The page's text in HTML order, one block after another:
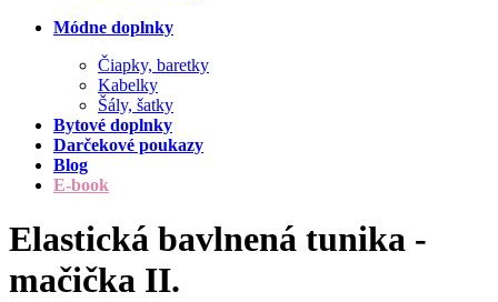
Módne doplnky
Čiapky, baretky
Kabelky
Šály, šatky
Bytové doplnky
Darčekové poukazy
Blog
E-book
Elastická bavlnená tunika -
mačička II.